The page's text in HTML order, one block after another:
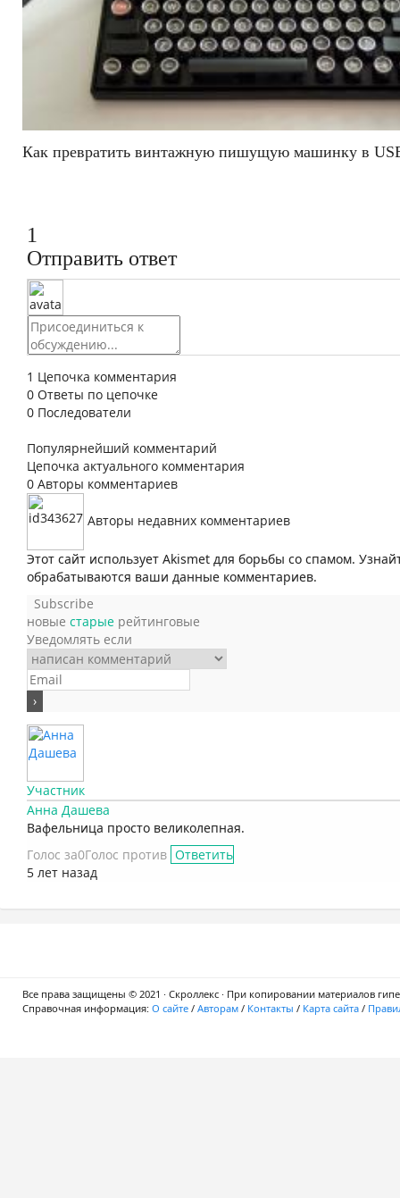
Как превратить винтажную пишущую машинку в
1
Отправить ответ
1 Цепочка комментария
0 Ответы по цепочке
0 Последователи
Популярнейший комментарий
Цепочка актуального комментария
0 Авторы комментариев
Авторы недавних комментариев
Этот сайт использует Akismet для борьбы со спамом.
обрабатываются ваши данные комментариев.
Subscribe
новые старые рейтинговые
Уведомлять если
Участник
Анна Дашева
Вафельница просто великолепная.
Голос за0Голос против Ответить
5 лет назад
Все права защищены © 2021 · Скроллекс · При копировании материалов
Справочная информация: О сайте / Авторам / Контакты / Карта сайта /